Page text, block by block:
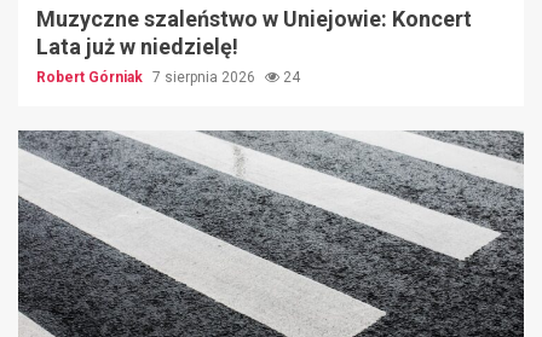
Muzyczne szaleństwo w Uniejowie: Koncert
Lata już w niedzielę!
Robert Górniak 7 sierpnia 2026 24